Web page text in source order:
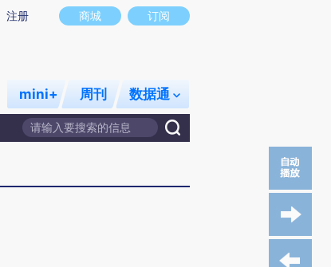
商城 订阅
注册
mini+ 周刊 数据通